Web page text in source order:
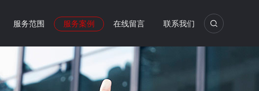
服务范围 服务案例 在线留言 联系我们